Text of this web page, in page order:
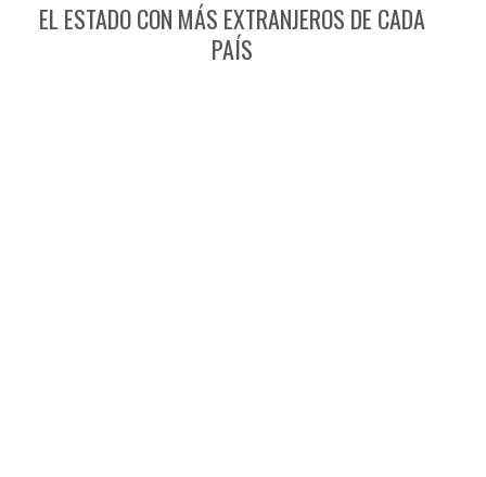
EL ESTADO CON MÁS EXTRANJEROS DE CADA
PAÍS